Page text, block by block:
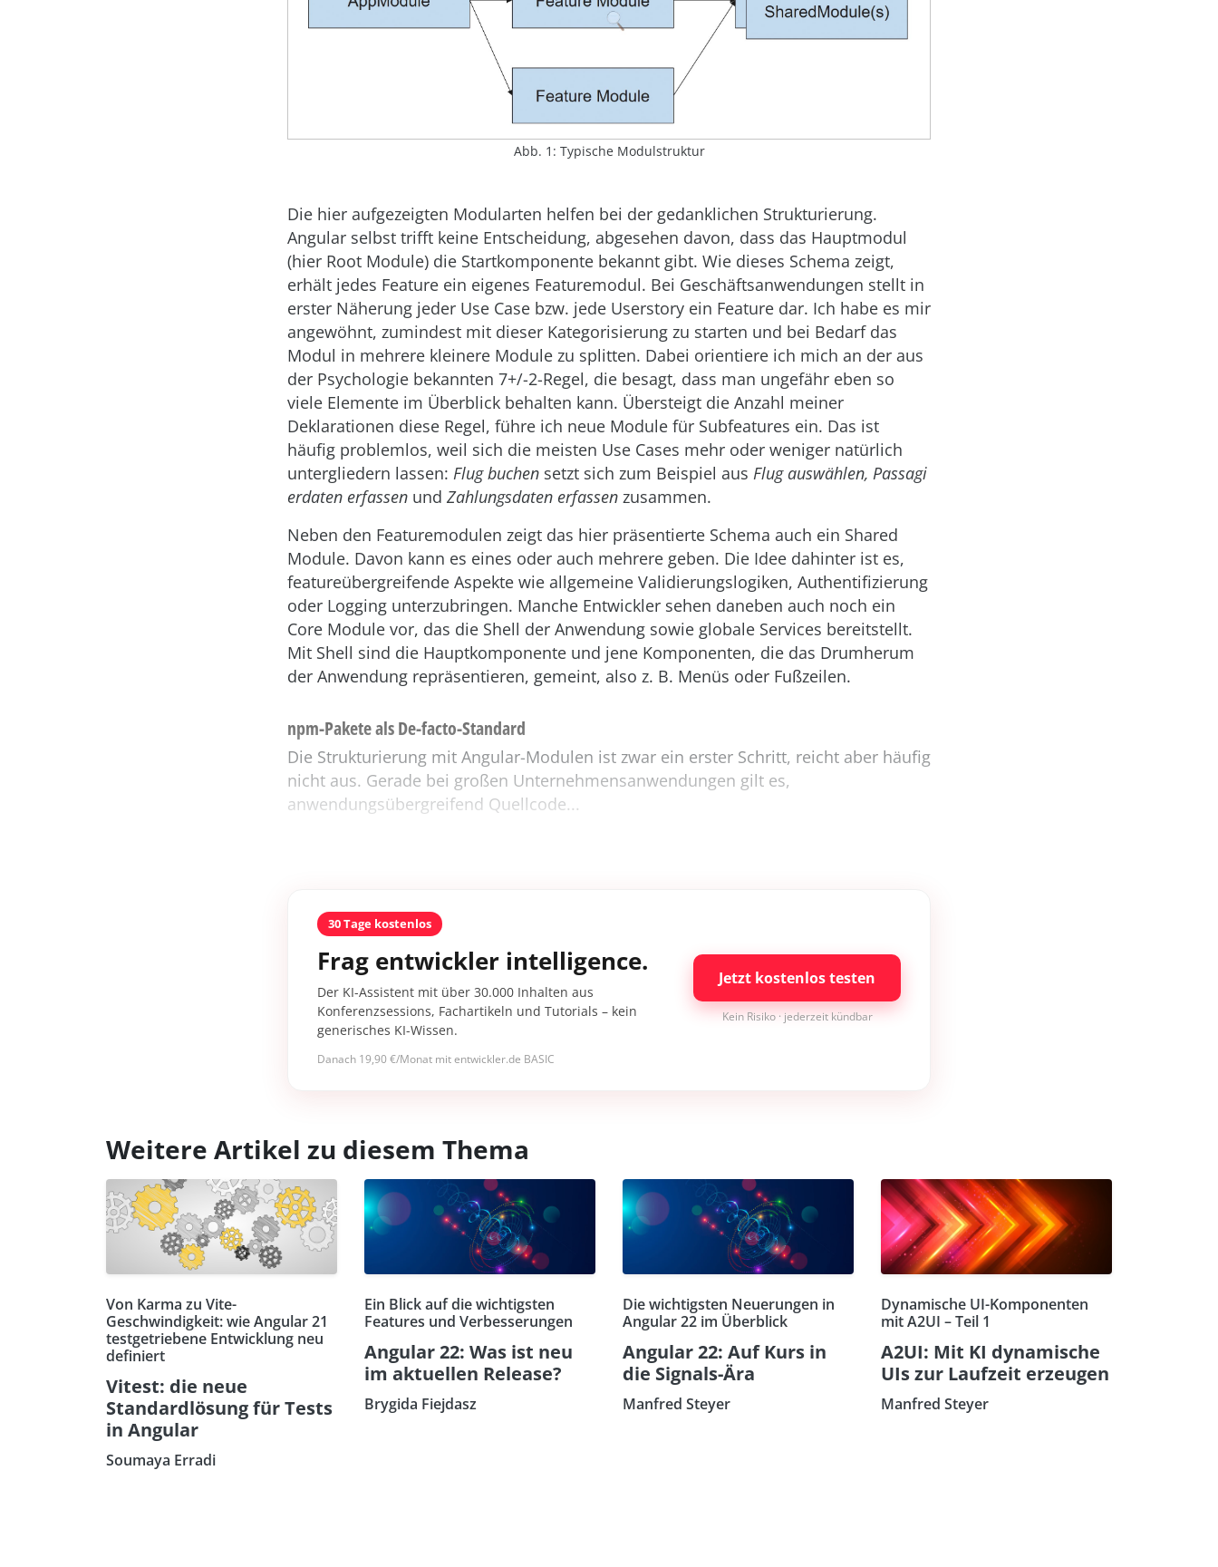
Abb. 1: Typische Modulstruktur
Die hier aufgezeigten Modularten helfen bei der gedanklichen Strukturierung.
Angular selbst trifft keine Entscheidung, abgesehen davon, dass das Hauptmodul
(hier Root Module) die Startkomponente bekannt gibt. Wie dieses Schema zeigt,
erhält jedes Feature ein eigenes Featuremodul. Bei Geschäftsanwendungen stellt in
erster Näherung jeder Use Case bzw. jede Userstory ein Feature dar. Ich habe es mir
angewöhnt, zumindest mit dieser Kategorisierung zu starten und bei Bedarf das
Modul in mehrere kleinere Module zu splitten. Dabei orientiere ich mich an der aus
der Psychologie bekannten 7+/-2-Regel, die besagt, dass man ungefähr eben so
viele Elemente im Überblick behalten kann. Übersteigt die Anzahl meiner
Deklarationen diese Regel, führe ich neue Module für Subfeatures ein. Das ist
häufig problemlos, weil sich die meisten Use Cases mehr oder weniger natürlich
untergliedern lassen: Flug buchen setzt sich zum Beispiel aus Flug auswählen, Passagi
erdaten erfassen und Zahlungsdaten erfassen zusammen.
Neben den Featuremodulen zeigt das hier präsentierte Schema auch ein Shared
Module. Davon kann es eines oder auch mehrere geben. Die Idee dahinter ist es,
featureübergreifende Aspekte wie allgemeine Validierungslogiken, Authentifizierung
oder Logging unterzubringen. Manche Entwickler sehen daneben auch noch ein
Core Module vor, das die Shell der Anwendung sowie globale Services bereitstellt.
Mit Shell sind die Hauptkomponente und jene Komponenten, die das Drumherum
der Anwendung repräsentieren, gemeint, also z. B. Menüs oder Fußzeilen.
npm-Pakete als De-facto-Standard
Die Strukturierung mit Angular-Modulen ist zwar ein erster Schritt, reicht aber häufig
nicht aus. Gerade bei großen Unternehmensanwendungen gilt es,
anwendungsübergreifend Quellcode...
30 Tage kostenlos
Frag entwickler intelligence.
Der KI-Assistent mit über 30.000 Inhalten aus
Konferenzsessions, Fachartikeln und Tutorials – kein
generisches KI-Wissen.
Danach 19,90 €/Monat mit entwickler.de BASIC
Jetzt kostenlos testen
Kein Risiko · jederzeit kündbar
Weitere Artikel zu diesem Thema
Von Karma zu Vite-
Geschwindigkeit: wie Angular 21
testgetriebene Entwicklung neu
definiert
Vitest: die neue
Standardlösung für Tests
in Angular
Soumaya Erradi
Ein Blick auf die wichtigsten
Features und Verbesserungen
Angular 22: Was ist neu
im aktuellen Release?
Brygida Fiejdasz
Die wichtigsten Neuerungen in
Angular 22 im Überblick
Angular 22: Auf Kurs in
die Signals-Ära
Manfred Steyer
Dynamische UI-Komponenten
mit A2UI – Teil 1
A2UI: Mit KI dynamische
UIs zur Laufzeit erzeugen
Manfred Steyer